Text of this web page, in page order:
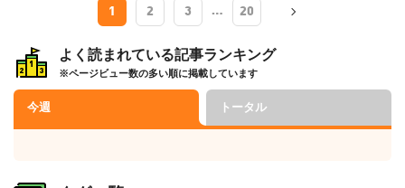
1 2 3 … 20
よく読まれている記事ランキング
※ページビュー数の多い順に掲載しています
今週 トータル